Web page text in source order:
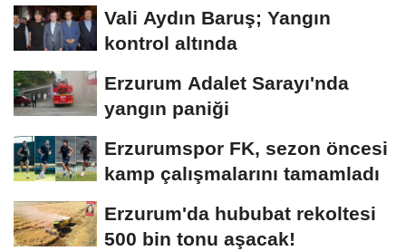
Vali Aydın Baruş; Yangın
kontrol altında
Erzurum Adalet Sarayı'nda
yangın paniği
Erzurumspor FK, sezon öncesi
kamp çalışmalarını tamamladı
Erzurum'da hububat rekoltesi
500 bin tonu aşacak!